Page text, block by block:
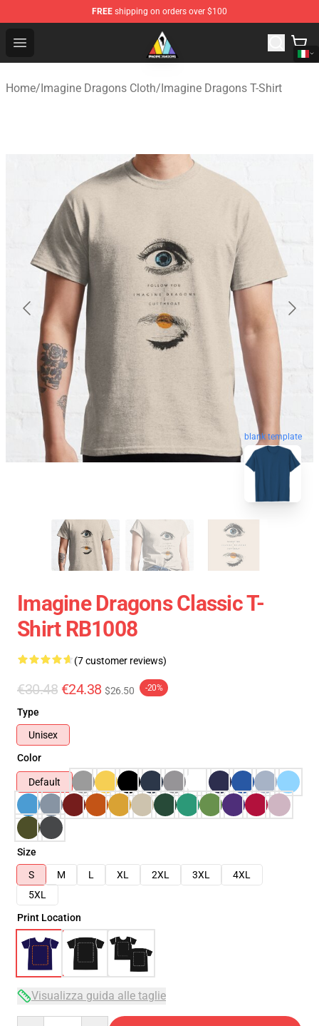
FREE shipping on orders over $100
Open menu
Imagine Dragons Store - Official Imagine Dragons
Home/Imagine Dragons Cloth/Imagine Dragons T-Shirt
blank template
Imagine Dragons Classic T-
Shirt RB1008
(7 customer reviews)
€30.48 €24.38 $26.50 -20%
Type
Unisex
Color
Default
Size
S
M L XL 2XL 3XL
4XL
5XL
Print Location
Visualizza guida alle taglie